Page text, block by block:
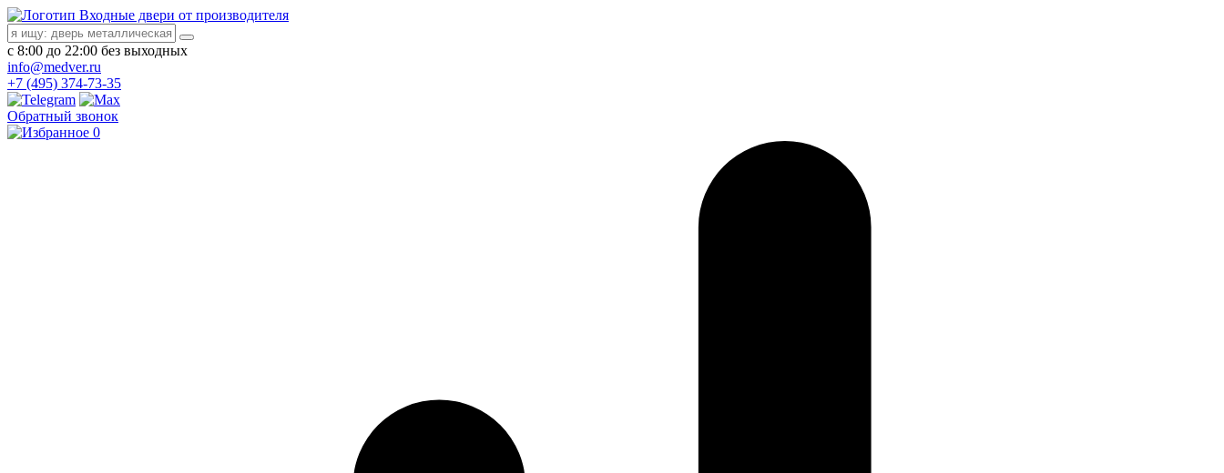
Входные двери от производителя
с 8:00 до 22:00 без выходных
info@medver.ru
+7 (495) 374-73-35
Обратный звонок
0